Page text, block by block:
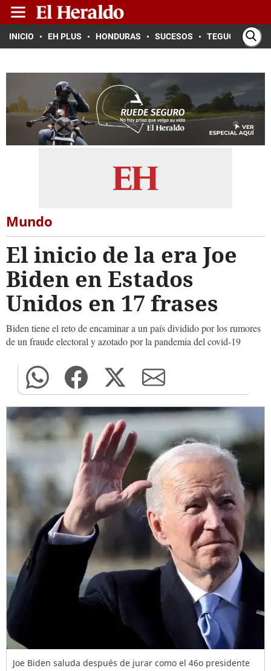
INICIO EH PLUS HONDURAS SUCESOS TEGUCIGALPA
Mundo
El inicio de la era Joe
Biden en Estados
Unidos en 17 frases
Biden tiene el reto de encaminar a un país dividido por los rumores
de un fraude electoral y azotado por la pandemia del covid-19
Joe Biden saluda después de jurar como el 46o presidente